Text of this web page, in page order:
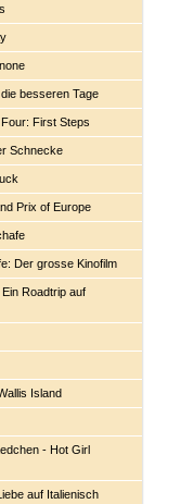
besseren Tage
First Steps
Schnecke
Prix of Europe
Der grosse Kinofilm
Roadtrip auf
Island
- Hot Girl
auf Italienisch